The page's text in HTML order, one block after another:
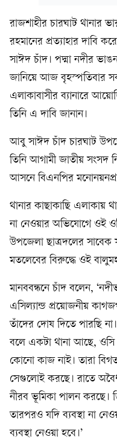
রাজশাহীর চারঘাট থানার
রহমানের প্রত্যাহার দাবি
সাঈদ চাঁদ। পদ্মা নদীর
জানিয়ে আজ বৃহস্পতিবার
এলাকাবাসীর ব্যানারে
তিনি এ দাবি জানান।
আবু সাঈদ চাঁদ চারঘাট
তিনি আগামী জাতীয় সংসদ
আসনে বিএনপির
থানার কাছাকাছি এলাকায়
না নেওয়ার অভিযোগে ওই
উপজেলা ছাত্রদলের সাবেক
মতলেবের বিরুদ্ধে ওই
মানববন্ধনে চাঁদ বলেন,
এসিল্যান্ড প্রয়োজনীয়
তাঁদের দোষ দিতে পারছি
বলে একটা থানা আছে,
কোনো কাজ নাই। তারা
সেগুলোই করছে। রাতে
নীরব ভূমিকা পালন করছে।
তারপরও যদি ব্যবস্থা না
ব্যবস্থা নেওয়া হবে।’